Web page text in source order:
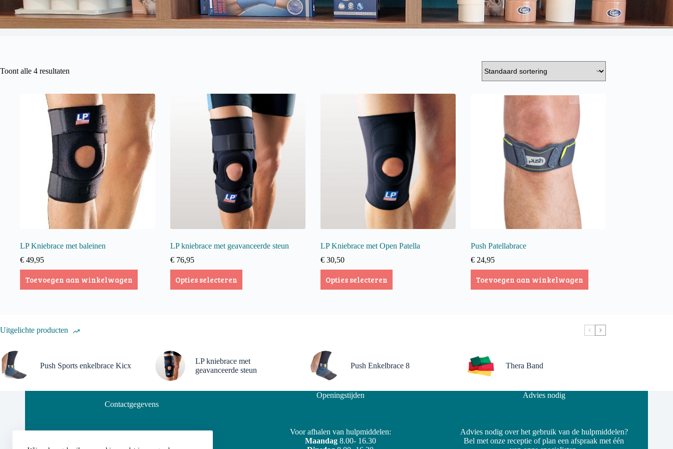
Toont alle 4 resultaten
LP Kniebrace met baleinen
€ 49,95
Toevoegen aan winkelwagen
LP kniebrace met geavanceerde steun
€76,95
Opties selecteren
product
heeft
worden
op
de
productpagina
LP Kniebrace met Open Patella
€30,50
Opties selecteren
product
heeft
worden
op
de
productpagina
Push Patellabrace
€24,95
Toevoegen aan winkelwagen
Uitgelichte producten
Push Sports enkelbrace Kicx
LP kniebrace met
geavanceerde steun
Push Enkelbrace 8 Thera Band
Contactgegevens
Openingstijden
Voor afhalen van hulpmiddelen:
Maandag8.00- 16.30
Advies nodig
Advies nodig over het gebruik van de hulpmiddelen?
Bel met onze receptie of plan een afspraak met één